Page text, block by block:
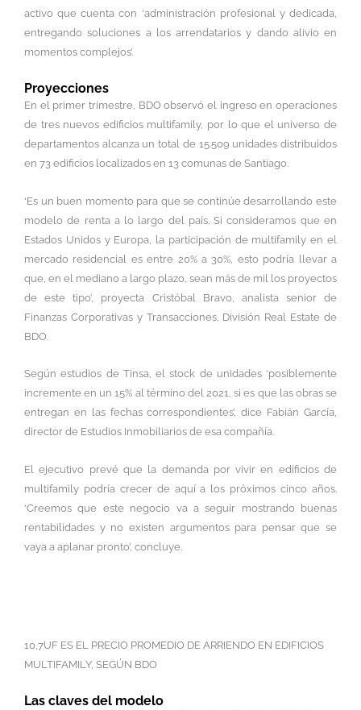
activo que cuenta con ‘administración profesional y dedicada,
entregando soluciones a los arrendatarios y dando alivio en
momentos complejos’.
Proyecciones
En el primer trimestre, BDO observó el ingreso en operaciones
de tres nuevos edificios multifamily, por lo que el universo de
departamentos alcanza un total de 15.509 unidades distribuidos
en 73 edificios localizados en 13 comunas de Santiago.
‘Es un buen momento para que se continúe desarrollando este
modelo de renta a lo largo del país. Si consideramos que en
Estados Unidos y Europa, la participación de multifamily en el
mercado residencial es entre 20% a 30%, esto podría llevar a
que, en el mediano a largo plazo, sean más de mil los proyectos
de este tipo’, proyecta Cristóbal Bravo, analista senior de
Finanzas Corporativas y Transacciones, División Real Estate de
BDO.
Según estudios de Tinsa, el stock de unidades ‘posiblemente
incremente en un 15% al término del 2021, si es que las obras se
entregan en las fechas correspondientes’, dice Fabián García,
director de Estudios Inmobiliarios de esa compañía.
El ejecutivo prevé que la demanda por vivir en edificios de
multifamily podría crecer de aquí a los próximos cinco años.
‘Creemos que este negocio va a seguir mostrando buenas
rentabilidades y no existen argumentos para pensar que se
vaya a aplanar pronto’, concluye.
10,7UF ES EL PRECIO PROMEDIO DE ARRIENDO EN EDIFICIOS
MULTIFAMILY, SEGÚN BDO
Las claves del modelo